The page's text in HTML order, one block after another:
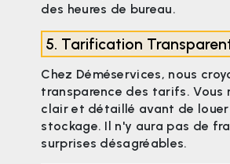
des heures de bureau.
5. Tarification
Chez Déméservices, nous
transparence des tarifs. Vous
clair et détaillé avant de louer
stockage. Il n'y aura pas de
surprises désagréables.